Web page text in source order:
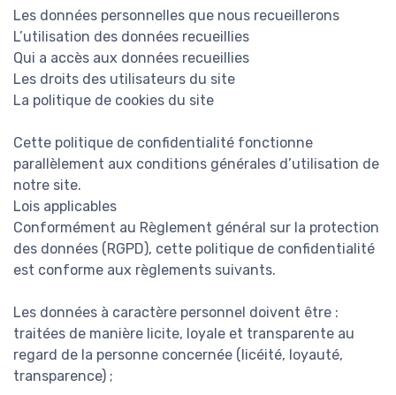
Les données personnelles que nous recueillerons
L’utilisation des données recueillies
Qui a accès aux données recueillies
Les droits des utilisateurs du site
La politique de cookies du site
Cette politique de confidentialité fonctionne
parallèlement aux conditions générales d’utilisation de
notre site.
Lois applicables
Conformément au Règlement général sur la protection
des données (RGPD), cette politique de confidentialité
est conforme aux règlements suivants.
Les données à caractère personnel doivent être :
traitées de manière licite, loyale et transparente au
regard de la personne concernée (licéité, loyauté,
transparence) ;